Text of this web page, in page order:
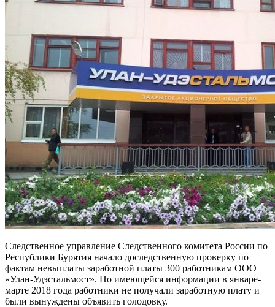
Следственное управление Следственного комитета России по
Республики Бурятия начало доследственную проверку по
фактам невыплаты заработной платы 300 работникам ООО
«Улан-Удэстальмост». По имеющейся информации в январе-
марте 2018 года работники не получали заработную плату и
были вынуждены объявить голодовку.